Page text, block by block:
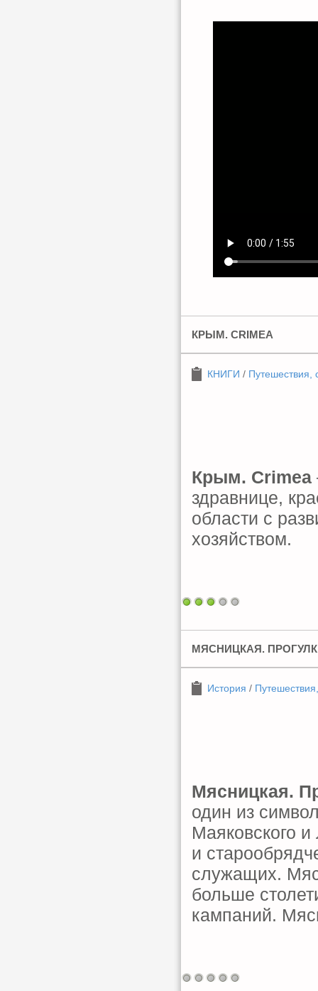
КРЫМ. CRIMEA
КНИГИ / Путешествия,
Крым. Crimea
здравнице,
области с
хозяйством.
МЯСНИЦКАЯ.
История /
Мясницкая.
один из
Маяковского
и
служащих.
больше
кампаний.